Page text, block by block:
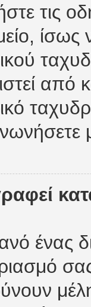
τις
ίσως
από
ένας